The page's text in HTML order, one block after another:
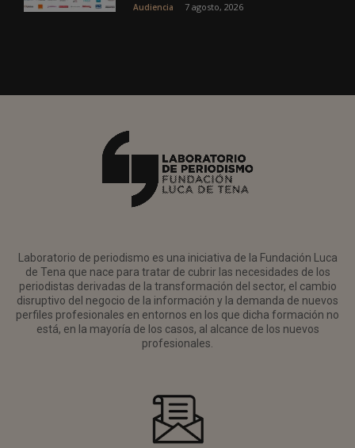
Audiencia 7 agosto, 2026
Laboratorio de periodismo es una iniciativa de la Fundación Luca
de Tena que nace para tratar de cubrir las necesidades de los
periodistas derivadas de la transformación del sector, el cambio
disruptivo del negocio de la información y la demanda de nuevos
perfiles profesionales en entornos en los que dicha formación no
está, en la mayoría de los casos, al alcance de los nuevos
profesionales.